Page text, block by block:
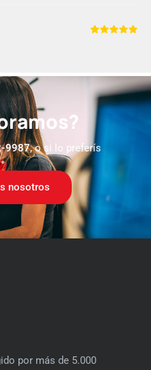
9987, o si lo preferís
nosotros
por más de 5.000